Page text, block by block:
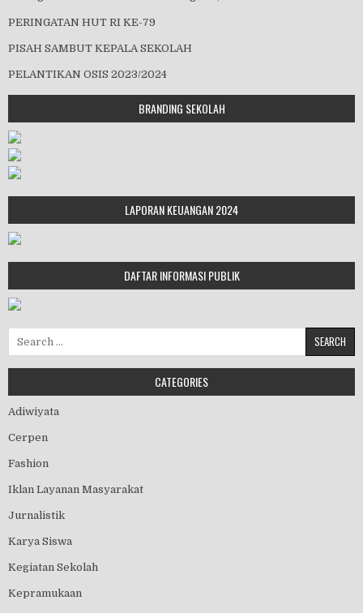
PERINGATAN HUT RI KE-79
PISAH SAMBUT KEPALA SEKOLAH
PELANTIKAN OSIS 2023/2024
BRANDING SEKOLAH
LAPORAN KEUANGAN 2024
DAFTAR INFORMASI PUBLIK
Search for:
CATEGORIES
Adiwiyata
Cerpen
Fashion
Iklan Layanan Masyarakat
Jurnalistik
Karya Siswa
Kegiatan Sekolah
Kepramukaan